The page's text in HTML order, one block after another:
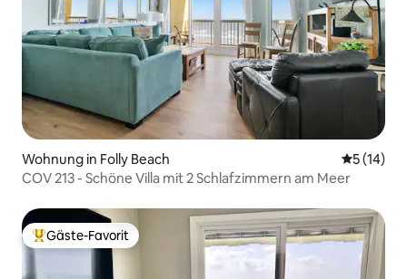
Wohnung in Folly Beach
5 (14)
COV 213 - Schöne Villa mit 2 Schlafzimmern am Meer
Beliebter Gäste-Favorit.
Gäste-Favorit